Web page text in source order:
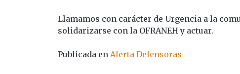
Llamamos con carácter de Urgencia a la
solidarizarse con la OFRANEH y actuar.
Publicada en Alerta Defensoras